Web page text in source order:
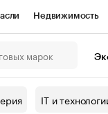
Недвижимость
Проверка контрагентов
IT и